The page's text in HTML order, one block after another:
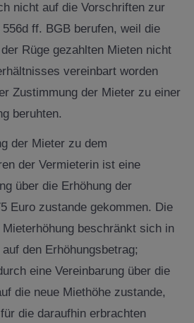
nicht auf die Vorschriften zur
ff. BGB berufen, weil die
Rüge gezahlten Mieten nicht
vereinbart worden
Zustimmung der Mieter zu einer
beruhten.
der Mieter zu dem
der Vermieterin ist eine
über die Erhöhung der
Euro zustande gekommen. Die
beschränkt sich in
den Erhöhungsbetrag;
eine Vereinbarung über die
die neue Miethöhe zustande,
die daraufhin erbrachten